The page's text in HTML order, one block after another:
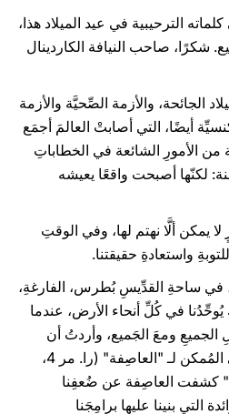
الترحيبية في عيد الميلاد هذا،
شكرًا، صاحب النيافة الكاردينال
الجائحة، والأزمة الصِّحيَّة والأزمة
أيضًا، التي أصابتْ العالمَ أجمَع
من الأمورِ الشائعة في الخطاباتِ
لكنّها أصبحت واقعًا يعيشه
يمكن ألَّا نهتم لها، وفي الوقتِ
واستعادةِ حقيقتنا.
في ساحةِ القدِّيسِ بُطرس، الفارغةِ،
يُوحِّدُنا في كُلِّ أنحاء الأرض، عندما
ومعَ الجَميع، وأردتُ أن
أعبِّرَ بصوتٍ عالٍ عن المعنى المُمكن لـ "العاصِفة" (را. مر 4،
" كشفت العاصِفة عن ضُعفِنا
التي بنينا عليها برامِجَنا